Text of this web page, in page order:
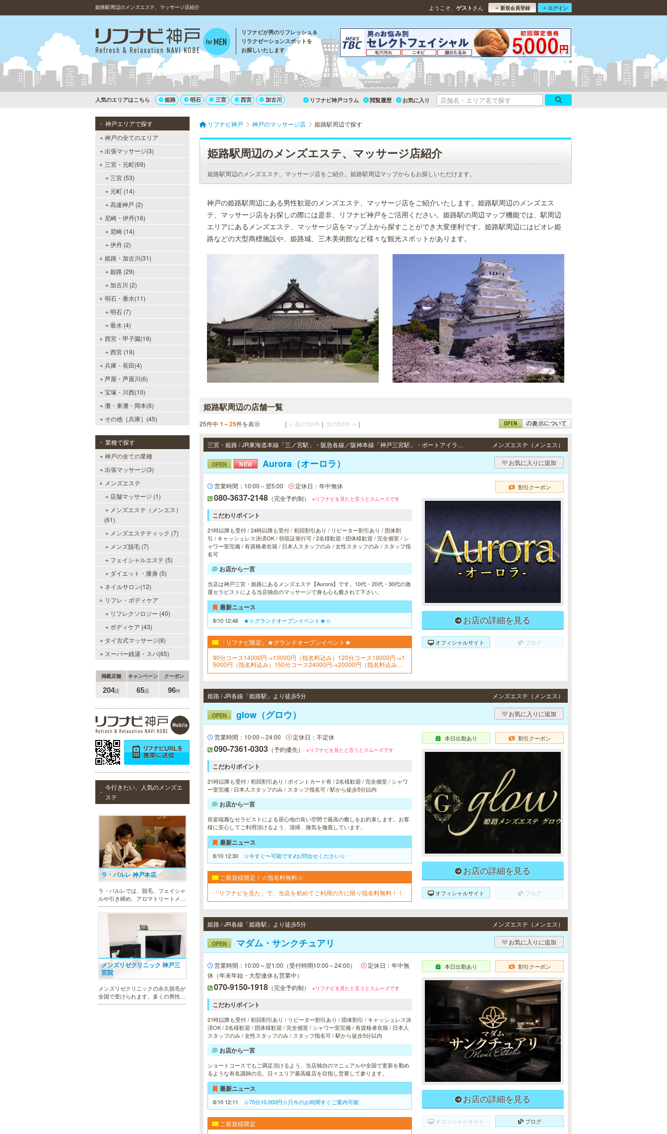
姫路駅周辺のメンズエステ、マッサージ店紹介 ようこそ、 ゲスト さん 新規会員登録 ログイン
リフナビが男のリフレッシュ＆
リラクゼーションスポットを
お探しいたします
人気のエリアはこちら 姫路 明石 三宮 西宮 加古川 リフナビ神戸コラム 閲覧履歴 お気に入り
神戸エリアで探す
神戸の全てのエリア
出張マッサージ(3)
三宮・元町(69)
三宮 (53)
元町 (14)
高速神戸 (2)
尼崎・伊丹(16)
尼崎 (14)
伊丹 (2)
姫路・加古川(31)
姫路 (29)
加古川 (2)
明石・垂水(11)
明石 (7)
垂水 (4)
西宮・甲子園(19)
西宮 (19)
兵庫・長田(4)
芦屋・芦屋川(6)
宝塚・川西(10)
灘・東灘・岡本(6)
その他［兵庫］(45)
業種で探す
神戸の全ての業種
出張マッサージ(3)
メンズエステ
店舗マッサージ (1)
メンズエステ（メンエス）
(61)
メンズエステティック (7)
メンズ脱毛 (7)
フェイシャルエステ (5)
ダイエット・痩身 (5)
ネイルサロン(12)
リフレ・ボディケア
リフレクソロジー (40)
ボディケア (43)
タイ古式マッサージ(8)
スーパー銭湯・スパ(65)
掲載店舗 キャンペーン クーポン
204店 65店 96件
今行きたい、人気のメンズエ
ステ
ラ・パルレ 神戸本店
ラ・パルレでは、脱毛、フェイシャ
ルや引き締め、アロマトリートメン
ト、本格的なダイエットコース等、
幅広いメニューでお客様の美を応
回限定体験コースも多数取り揃えて
メンズリゼクリニック 神戸三
宮院
メンズリゼクリニックの永久脱毛が
全国で受けられます。多くの男性患
者様にご支持頂き、新宿1院から始
リフナビ神戸 神戸のマッサージ店 姫路駅周辺で探す
姫路駅周辺のメンズエステ、マッサージ店紹介
姫路駅周辺のメンズエステ、マッサージ店をご紹介。姫路駅周辺マップからもお探しいただけます。
神戸の姫路駅周辺にある男性歓迎のメンズエステ、マッサージ店をご紹介いたします。姫路駅周辺のメンズエス
テ、マッサージ店をお探しの際には是非、リフナビ神戸をご活用ください。姫路駅の周辺マップ機能では、駅周辺
エリアにあるメンズエステ、マッサージ店をマップ上から探すことができ大変便利です。姫路駅周辺にはピオレ姫
路などの大型商標施設や、姫路城、三木美術館など様々な観光スポットがあります。
姫路駅周辺の店舗一覧
25件中 1～25件を表示 ｜ ←前の50件 ｜ 次の50件→ ｜
三宮・姫路 / JR東海道本線「三ノ宮駅」・阪急各線／阪神本線「神戸三宮駅」・ポートアイランド線「三宮駅」・地下鉄各線「三宮駅」より徒歩6分・山陽本線「山陽姫路駅」より徒歩6分、JR各線「姫路駅」より徒歩10分 メンズエステ（メンエス）
OPEN NEW Aurora（オーロラ） お気に入りに追加
営業時間：10:00～翌5:00 定休日：年中無休
080-3637-2148 （完全予約制） ※リフナビを見たと言うとスムーズです
こだわりポイント
21時以降も受付 / 24時以降も受付 / 初回割引あり / リピーター割引あり / 団体割
引 / キャッシュレス決済OK / 領収証発行可 / 2名様歓迎 / 団体様歓迎 / 完全個室 / シ
ャワー室完備 / 有資格者在籍 / 日本人スタッフのみ / 女性スタッフのみ / スタッフ指
名可
お店から一言
当店は神戸三宮・姫路にあるメンズエステ【Aurora】です。10代・20代・30代の激
選セラピストによる当店独自のマッサージで身も心も癒されて下さい。
最新ニュース
8/10 12:46 ★☆グランドオープンイベント★☆
「リフナビ限定」★グランドオープンイベント★
90分コース14000円→10000円（指名料込み）120分コース19000円→1
5000円（指名料込み）150分コース24000円→20000円（指名料込み）
オプションディープリンパ無料
割引クーポン
お店の詳細を見る
オフィシャルサイト ブログ
姫路 / JR各線「姫路駅」より徒歩5分 メンズエステ（メンエス）
OPEN glow（グロウ） お気に入りに追加
営業時間：10:00～24:00 定休日：不定休
090-7361-0303 （予約優先） ※リフナビを見たと言うとスムーズです
こだわりポイント
21時以降も受付 / 初回割引あり / ポイントカード有 / 2名様歓迎 / 完全個室 / シャワ
ー室完備 / 日本人スタッフのみ / スタッフ指名可 / 駅から徒歩5分以内
お店から一言
容姿端麗なセラピストによる居心地の良い空間で最高の癒しをお約束します。お客
様に安心してご利用頂けるよう、清掃、換気を徹底しています。
最新ニュース
8/10 12:30 ☆今すぐ〜可能です♪お問合せください☆
ご新規様限定！☆指名料無料☆
「リフナビを見た」で、当店を初めてご利用の方に限り指名料無料！！
本日出勤あり 割引クーポン
お店の詳細を見る
オフィシャルサイト ブログ
姫路 / JR各線「姫路駅」より徒歩5分 メンズエステ（メンエス）
OPEN マダム・サンクチュアリ お気に入りに追加
営業時間：10:00～翌1:00（受付時間10:00～24:00）
定休日：年中無
休（年末年始・大型連休も営業中）
070-9150-1918 （完全予約制） ※リフナビを見たと言うとスムーズです
こだわりポイント
21時以降も受付 / 初回割引あり / リピーター割引あり / 団体割引 / キャッシュレス決
済OK / 2名様歓迎 / 団体様歓迎 / 完全個室 / シャワー室完備 / 有資格者在籍 / 日本人
スタッフのみ / 女性スタッフのみ / スタッフ指名可 / 駅から徒歩5分以内
お店から一言
ショートコースでもご満足頂けるよう、当店独自のマニュアルや全国で更新を勤め
るような有名講師の元、日々エリア最高級店を目指し営業して参ります。
最新ニュース
8/10 12:11 ☆70分10.000円☆只今のお時間すぐご案内可能
ご新規様限定
本日出勤あり 割引クーポン
お店の詳細を見る
オフィシャルサイト ブログ